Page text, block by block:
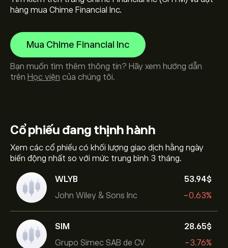
Cổ phiếu đang thịnh hành
Xem các cổ phiếu có khối lượng giao dịch hằng ngày
biến động nhất so với mức trung bình 3 tháng.
WLYB
John Wiley & Sons Inc
53.94‎$‎
-0.63%
SIM
Grupo Simec SAB de CV
28.65‎$‎
-3.76%
hàng mua Chime Financial Inc.
Mua Chime Financial Inc
Bạn muốn tìm thêm thông tin? Hãy xem hướng dẫn
trên Học viện của chúng tôi.